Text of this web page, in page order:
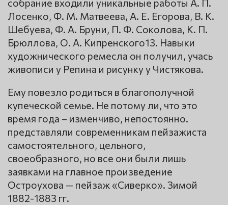
собрание входили уникальные работы А. П.
Лосенко, Ф. М. Матвеева, А. Е. Егорова, В. К.
Шебуева, Ф. А. Бруни, П. Ф. Соколова, К. П.
Брюллова, О. А. Кипренского13. Навыки
художнического ремесла он получил, учась
живописи у Репина и рисунку у Чистякова.
Ему повезло родиться в благополучной
купеческой семье. Не потому ли, что это
время года – изменчиво, непостоянно.
представляли современникам пейзажиста
самостоятельного, цельного,
своеобразного, но все они были лишь
заявками на главное произведение
Остроухова — пейзаж «Сиверко». Зимой
1882-1883 гг.